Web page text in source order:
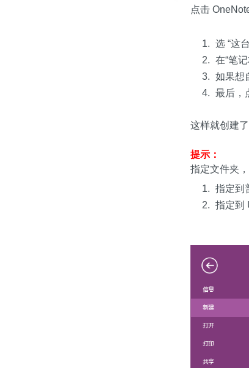
点击
选 “这
在“笔
如果想
最后，
这样就创建
提示：
指定文件夹
指定到
指定到